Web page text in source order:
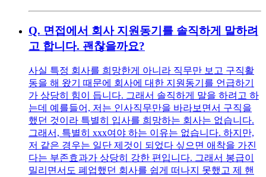
Q. 면접에서 회사 지원동기를 솔직하게 말하려
고 합니다. 괜찮을까요?
사실 특정 회사를 희망한게 아니라 직무만 보고 구직활
동을 해 왔기 때문에 회사에 대한 지원동기를 언급하기
가 상당히 힘이 듭니다. 그래서 솔직하게 말을 하려고 하
는데 예를들어, 저는 인사직무만을 바라보면서 구직을
했던 것이라 특별히 입사를 희망하는 회사는 없습니다.
그래서, 특별히 xxx여야 하는 이유는 없습니다. 하지만,
저 같은 경우는 일단 제것이 되었다 싶으면 애착을 가진
다는 부존효과가 상당히 강한 편입니다. 그래서 봉급이
밀리면서도 폐업했던 회사를 쉽게 떠나지 못했고 제 핸